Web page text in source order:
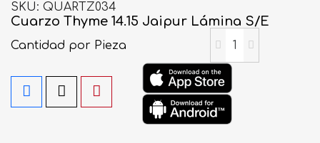
SKU QUARTZ034
Cuarzo Thyme 14.15 Jaipur Lámina S/E
Cantidad por Pieza